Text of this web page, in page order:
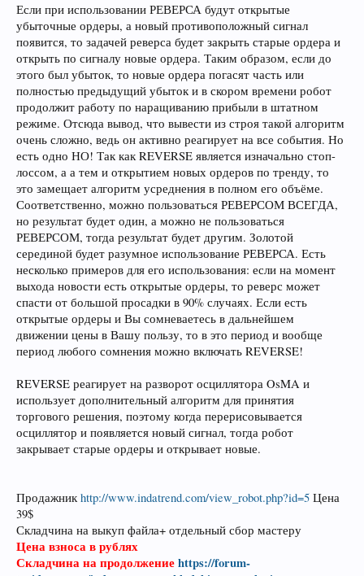
Если при использовании РЕВЕРСА будут открытые
убыточные ордеры, а новый противоположный сигнал
появится, то задачей реверса будет закрыть старые ордера и
открыть по сигналу новые ордера. Таким образом, если до
этого был убыток, то новые ордера погасят часть или
полностью предыдущий убыток и в скором времени робот
продолжит работу по наращиванию прибыли в штатном
режиме. Отсюда вывод, что вывести из строя такой алгоритм
очень сложно, ведь он активно реагирует на все события. Но
есть одно НО! Так как REVERSE является изначально стоп-
лоссом, а а тем и открытием новых ордеров по тренду, то
это замещает алгоритм усреднения в полном его объёме.
Соответственно, можно пользоваться РЕВЕРСОМ ВСЕГДА,
но результат будет один, а можно не пользоваться
РЕВЕРСОМ, тогда результат будет другим. Золотой
серединой будет разумное использование РЕВЕРСА. Есть
несколько примеров для его использования: если на момент
выхода новости есть открытые ордеры, то реверс может
спасти от большой просадки в 90% случаях. Если есть
открытые ордеры и Вы сомневаетесь в дальнейшем
движении цены в Вашу пользу, то в это период и вообще
период любого сомнения можно включать REVERSE!
REVERSE реагирует на разворот осциллятора OsMA и
использует дополнительный алгоритм для принятия
торгового решения, поэтому когда перерисовывается
осциллятор и появляется новый сигнал, тогда робот
закрывает старые ордеры и открывает новые.
Продажникhttp://www.indatrend.com/view_robot.php?id=5 Цена
39$
Складчина на выкуп файла+ отдельный сбор мастеру
Цена взноса в рублях
Складчина на продолжениеhttps://forum-